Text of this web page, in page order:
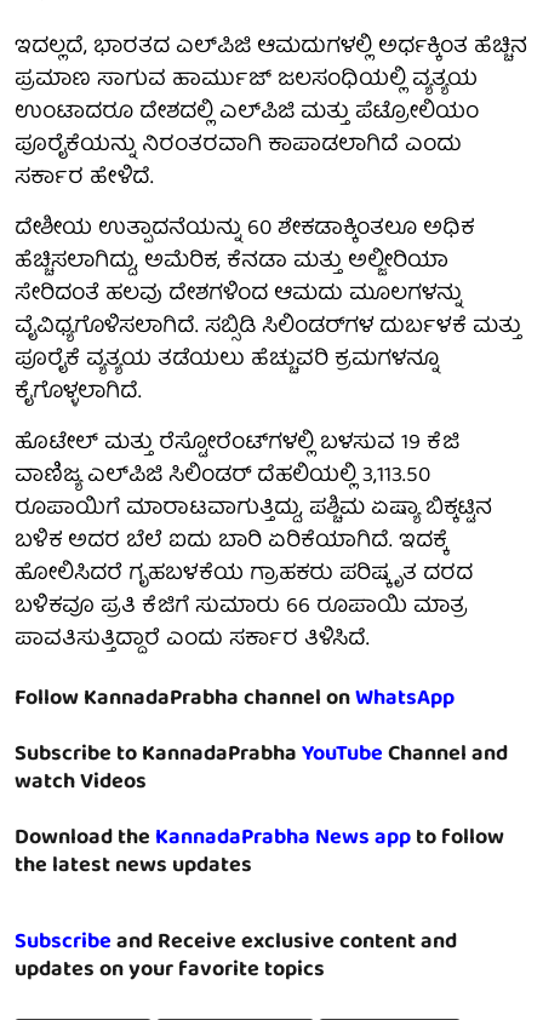
ಇದಲ್ಲದೆ, ಭಾರತದ ಎಲ್‌ಪಿಜಿ ಆಮದುಗಳಲ್ಲಿ ಅರ್ಧಕ್ಕಿಂತ ಹೆಚ್ಚಿನ
ಪ್ರಮಾಣ ಸಾಗುವ ಹಾರ್ಮುಜ್ ಜಲಸಂಧಿಯಲ್ಲಿ ವ್ಯತ್ಯಯ
ಉಂಟಾದರೂ ದೇಶದಲ್ಲಿ ಎಲ್‌ಪಿಜಿ ಮತ್ತು ಪೆಟ್ರೋಲಿಯಂ
ಪೂರೈಕೆಯನ್ನು ನಿರಂತರವಾಗಿ ಕಾಪಾಡಲಾಗಿದೆ ಎಂದು
ಸರ್ಕಾರ ಹೇಳಿದೆ.
ದೇಶೀಯ ಉತ್ಪಾದನೆಯನ್ನು 60 ಶೇಕಡಾಕ್ಕಿಂತಲೂ ಅಧಿಕ
ಹೆಚ್ಚಿಸಲಾಗಿದ್ದು, ಅಮೆರಿಕ, ಕೆನಡಾ ಮತ್ತು ಅಲ್ಜೀರಿಯಾ
ಸೇರಿದಂತೆ ಹಲವು ದೇಶಗಳಿಂದ ಆಮದು ಮೂಲಗಳನ್ನು
ವೈವಿಧ್ಯಗೊಳಿಸಲಾಗಿದೆ. ಸಬ್ಸಿಡಿ ಸಿಲಿಂಡರ್‌ಗಳ ದುರ್ಬಳಕೆ ಮತ್ತು
ಪೂರೈಕೆ ವ್ಯತ್ಯಯ ತಡೆಯಲು ಹೆಚ್ಚುವರಿ ಕ್ರಮಗಳನ್ನೂ
ಕೈಗೊಳ್ಳಲಾಗಿದೆ.
ಹೊಟೇಲ್ ಮತ್ತು ರೆಸ್ಟೋರೆಂಟ್‌ಗಳಲ್ಲಿ ಬಳಸುವ 19 ಕೆಜಿ
ವಾಣಿಜ್ಯ ಎಲ್‌ಪಿಜಿ ಸಿಲಿಂಡರ್ ದೆಹಲಿಯಲ್ಲಿ 3,113.50
ರೂಪಾಯಿಗೆ ಮಾರಾಟವಾಗುತ್ತಿದ್ದು, ಪಶ್ಚಿಮ ಏಷ್ಯಾ ಬಿಕ್ಕಟ್ಟಿನ
ಬಳಿಕ ಅದರ ಬೆಲೆ ಐದು ಬಾರಿ ಏರಿಕೆಯಾಗಿದೆ. ಇದಕ್ಕೆ
ಹೋಲಿಸಿದರೆ ಗೃಹಬಳಕೆಯ ಗ್ರಾಹಕರು ಪರಿಷ್ಕೃತ ದರದ
ಬಳಿಕವೂ ಪ್ರತಿ ಕೆಜಿಗೆ ಸುಮಾರು 66 ರೂಪಾಯಿ ಮಾತ್ರ
ಪಾವತಿಸುತ್ತಿದ್ದಾರೆ ಎಂದು ಸರ್ಕಾರ ತಿಳಿಸಿದೆ.
Follow KannadaPrabha channel onWhatsApp
Subscribe to KannadaPrabhaYouTubeChannel and
watch Videos
Download theKannadaPrabha News appto follow
the latest news updates
Subscribeand Receive exclusive content and
updates on your favorite topics